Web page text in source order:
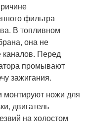
фильтра
В топливном
она не
каналов. Перед
промывают
зажигания.
монтируют ножи для
двигатель
на холостом